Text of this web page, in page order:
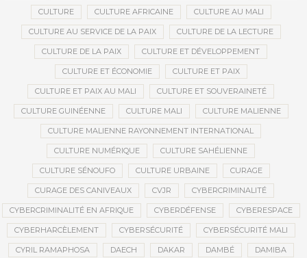
CULTURE CULTURE AFRICAINE CULTURE AU MALI
CULTURE AU SERVICE DE LA PAIX CULTURE DE LA LECTURE
CULTURE DE LA PAIX CULTURE ET DÉVELOPPEMENT
CULTURE ET ÉCONOMIE CULTURE ET PAIX
CULTURE ET PAIX AU MALI CULTURE ET SOUVERAINETÉ
CULTURE GUINÉENNE CULTURE MALI CULTURE MALIENNE
CULTURE MALIENNE RAYONNEMENT INTERNATIONAL
CULTURE NUMÉRIQUE CULTURE SAHÉLIENNE
CULTURE SÉNOUFO CULTURE URBAINE CURAGE
CURAGE DES CANIVEAUX CVJR CYBERCRIMINALITÉ
CYBERCRIMINALITÉ EN AFRIQUE CYBERDÉFENSE CYBERESPACE
CYBERHARCÈLEMENT CYBERSÉCURITÉ CYBERSÉCURITÉ MALI
CYRIL RAMAPHOSA DAECH DAKAR DAMBÉ DAMIBA